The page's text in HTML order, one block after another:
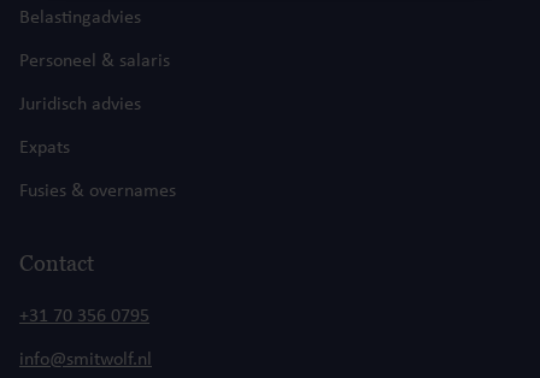
Belastingadvies
Personeel & salaris
Juridisch advies
Expats
Fusies & overnames
Contact
+31 70 356 0795
info@smitwolf.nl